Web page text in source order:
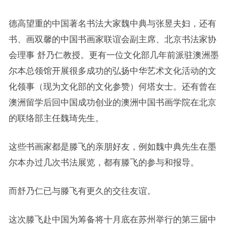
德高望重的中国著名书法大家魏中典与张昱夫妇，还有
书、画双馨的中国书画家联谊会副主席、北京书法家协
会理事 舒乃仁教授。更有一位文化部几年前派驻澳洲墨
尔本总领馆开展很多成功的弘扬中华艺术文化活动的文
化领事（现为文化部的文化参赞）何塔女士。还有曾在
澳洲留学后回中国成功创业的澳洲中国书画学院在北京
的联络部主任魏琦先生。
这些书画家都是滕飞的亲朋好友，例如魏中典先生在墨
尔本办过几次书法展览，都有滕飞的参与和报导。
而舒乃仁已与滕飞有更久的交往友谊。
这次滕飞赴中国为筹备将十月底在苏州举行的第三届中